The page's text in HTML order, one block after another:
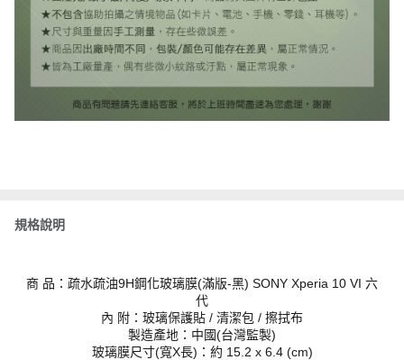
規格說明
商 品：疏水疏油9H鋼化玻璃膜(滿版-黑) SONY Xperia 10 VI 六
代
內 附：玻璃保護貼 / 清潔包 / 擦拭布
製造產地：中國(台灣監製)
玻璃膜尺寸(寬X長)：約 15.2 x 6.4 (cm)